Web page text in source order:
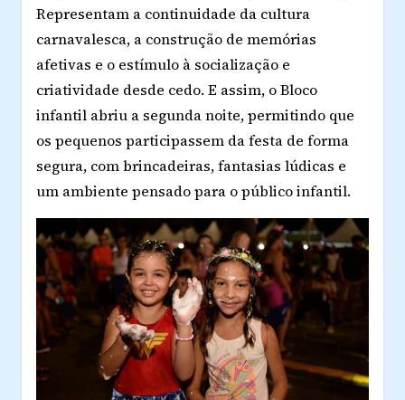
Representam a continuidade da cultura
carnavalesca, a construção de memórias
afetivas e o estímulo à socialização e
criatividade desde cedo. E assim, o Bloco
infantil abriu a segunda noite, permitindo que
os pequenos participassem da festa de forma
segura, com brincadeiras, fantasias lúdicas e
um ambiente pensado para o público infantil.